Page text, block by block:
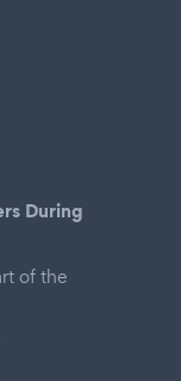
During
of the